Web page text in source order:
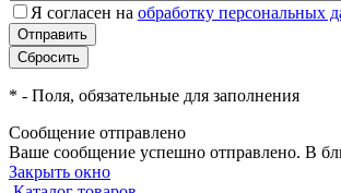
Я согласен на обработку персональных
* - Поля, обязательные для заполнения
Сообщение отправлено
Ваше сообщение успешно отправлено. В
Закрыть окно